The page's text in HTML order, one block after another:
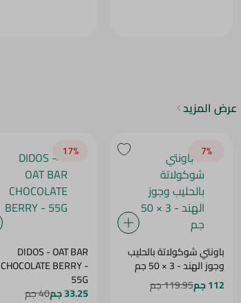
عرض المزيد
7‎%‎
باونتي شوكولاتة بالحليب
وجوز الهند - 3 × 50 جم
112 جم
119.95 جم
17‎%‎
DIDOS - OAT BAR
CHOCOLATE BERRY -
55G
33.25 جم 40 جم